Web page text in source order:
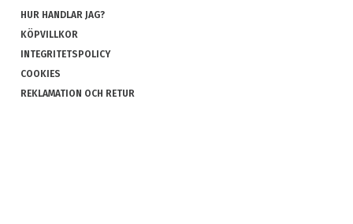
HUR HANDLAR JAG?
KÖPVILLKOR
INTEGRITETSPOLICY
COOKIES
REKLAMATION OCH RETUR